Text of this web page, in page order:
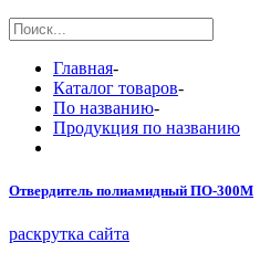
Главная-
Каталог товаров-
По названию-
Продукция по названию
Отвердитель полиамидный ПО-300М
раскрутка сайта